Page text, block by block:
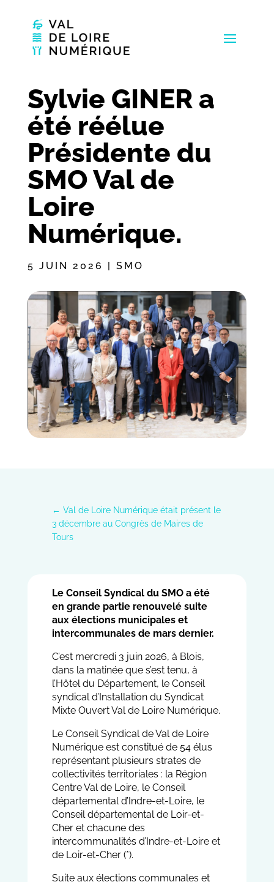
Sylvie GINER a
été réélue
Présidente du
SMO Val de
Loire
Numérique.
5 JUIN 2026 | SMO
← Val de Loire Numérique était présent le
3 décembre au Congrès de Maires de
Tours
Le Conseil Syndical du SMO a été
en grande partie renouvelé suite
aux élections municipales et
intercommunales de mars dernier.
C’est mercredi 3 juin 2026, à Blois,
dans la matinée que s’est tenu, à
l’Hôtel du Département, le Conseil
syndical d’Installation du Syndicat
Mixte Ouvert Val de Loire Numérique.
Le Conseil Syndical de Val de Loire
Numérique est constitué de 54 élus
représentant plusieurs strates de
collectivités territoriales : la Région
Centre Val de Loire, le Conseil
départemental d’Indre-et-Loire, le
Conseil départemental de Loir-et-
Cher et chacune des
intercommunalités d’Indre-et-Loire et
de Loir-et-Cher (*).
Suite aux élections communales et